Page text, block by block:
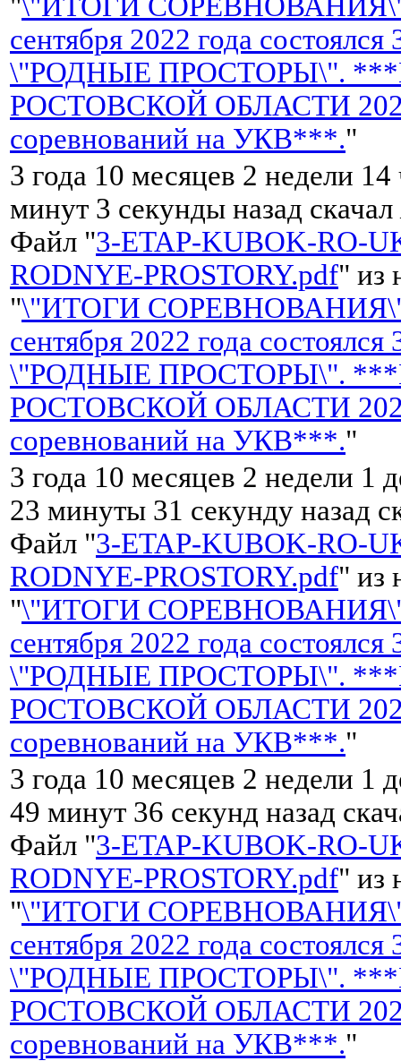
сентября 2022 года
\"РОДНЫЕ ПРОСТОРЫ\".
РОСТОВСКОЙ ОБЛАСТИ
соревнований на УКВ***."
3 года 10 месяцев 2 недели 14
минут 3 секунды назад скачал
Файл "3-ETAP-KUBOK-RO-
RODNYE-PROSTORY.pdf" из
"\"ИТОГИ
сентября 2022 года
\"РОДНЫЕ ПРОСТОРЫ\".
РОСТОВСКОЙ ОБЛАСТИ
соревнований на УКВ***."
3 года 10 месяцев 2 недели 1
23 минуты 31 секунду назад
Файл "3-ETAP-KUBOK-RO-
RODNYE-PROSTORY.pdf" из
"\"ИТОГИ
сентября 2022 года
\"РОДНЫЕ ПРОСТОРЫ\".
РОСТОВСКОЙ ОБЛАСТИ
соревнований на УКВ***."
3 года 10 месяцев 2 недели 1
49 минут 36 секунд назад
Файл "3-ETAP-KUBOK-RO-
RODNYE-PROSTORY.pdf" из
"\"ИТОГИ
сентября 2022 года
\"РОДНЫЕ ПРОСТОРЫ\".
РОСТОВСКОЙ ОБЛАСТИ
соревнований на УКВ***."